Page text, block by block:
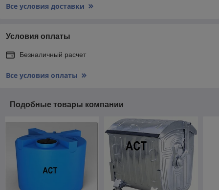
Все условия доставки
Условия оплаты
Безналичный расчет
Все условия оплаты
Подобные товары компании